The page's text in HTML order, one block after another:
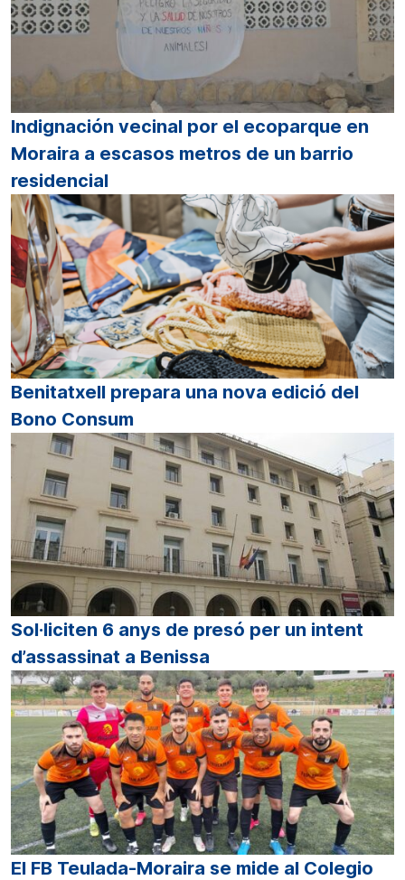
Indignación vecinal por el ecoparque en
Moraira a escasos metros de un barrio
residencial
Benitatxell prepara una nova edició del
Bono Consum
Sol·liciten 6 anys de presó per un intent
d’assassinat a Benissa
El FB Teulada-Moraira se mide al Colegio